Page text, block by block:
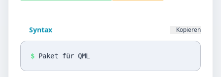
Datenschutz
DE EN
Syntax Kopieren
$ Paket für QML